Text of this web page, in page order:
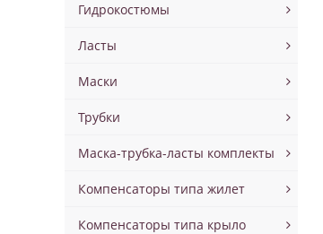
Гидрокостюмы
Ласты
Маски
Трубки
Маска-трубка-ласты комплекты
Компенсаторы типа жилет
Компенсаторы типа крыло